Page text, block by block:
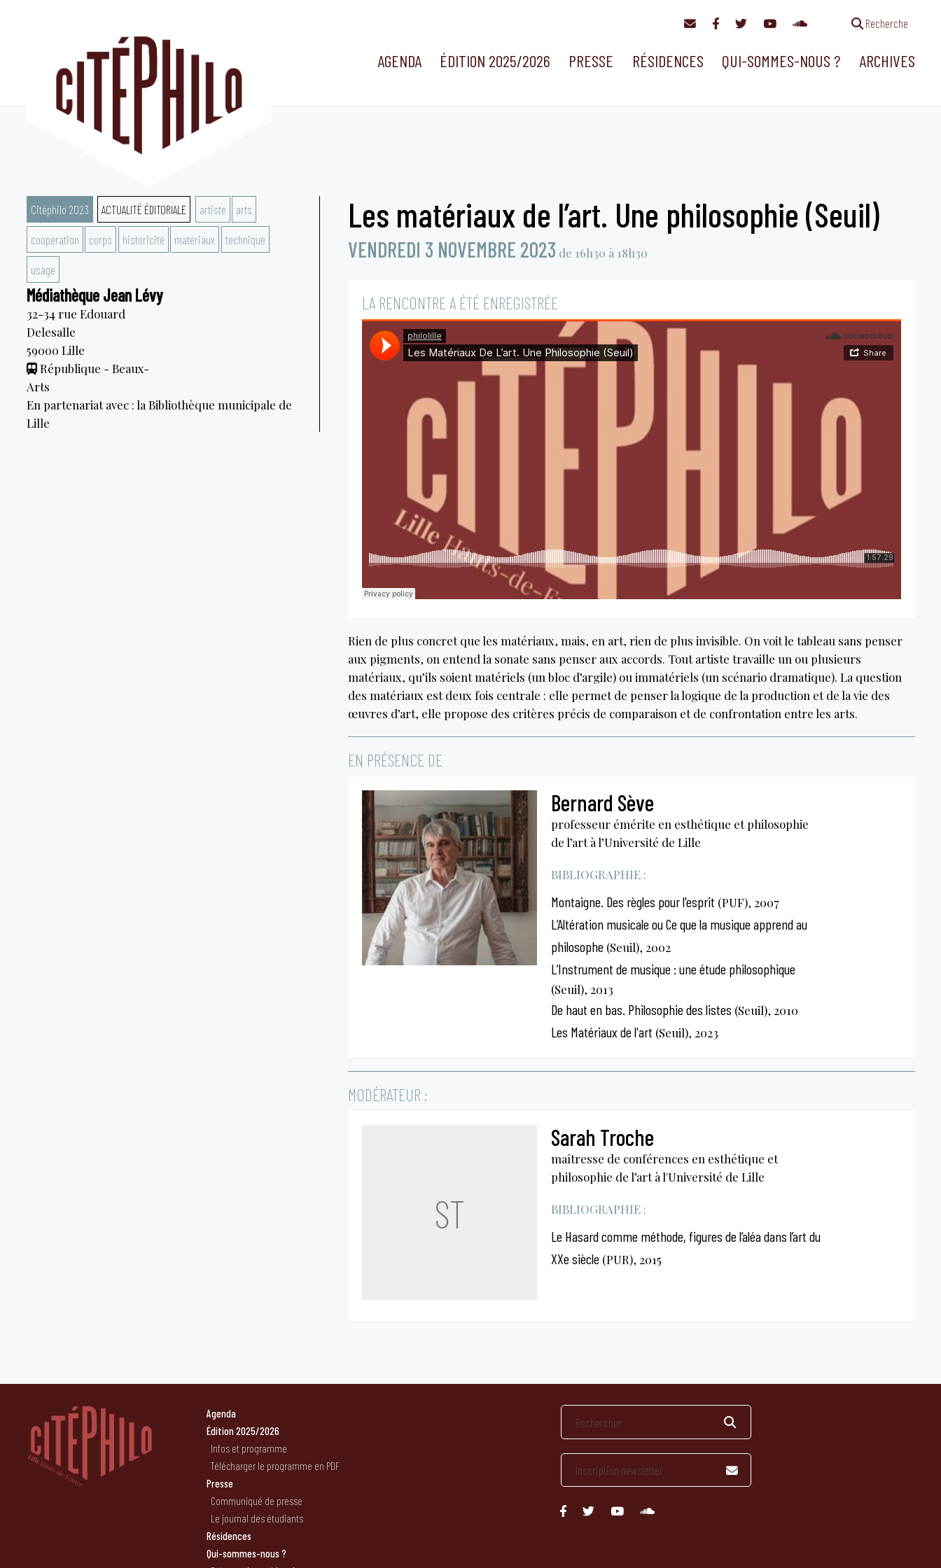
Recherche
AGENDA ÉDITION 2025/2026 PRESSE RÉSIDENCES QUI-SOMMES-NOUS ? ARCHIVES
Citéphilo 2023 ACTUALITÉ ÉDITORIALE artiste arts
coopération corps historicité matériaux technique
usage
Médiathèque Jean Lévy
32-34 rue Edouard
Delesalle
59000 Lille
République - Beaux-
Arts
En partenariat avec : la Bibliothèque municipale de
Lille
Les matériaux de l’art. Une philosophie (Seuil)
VENDREDI 3 NOVEMBRE 2023 de 16h30 à 18h30
LA RENCONTRE A ÉTÉ ENREGISTRÉE
Rien de plus concret que les matériaux, mais, en art, rien de plus invisible. On voit le tableau sans penser
aux pigments, on entend la sonate sans penser aux accords. Tout artiste travaille un ou plusieurs
matériaux, qu’ils soient matériels (un bloc d’argile) ou immatériels (un scénario dramatique). La question
des matériaux est deux fois centrale : elle permet de penser la logique de la production et de la vie des
œuvres d’art, elle propose des critères précis de comparaison et de confrontation entre les arts.
EN PRÉSENCE DE
Bernard Sève
professeur émérite en esthétique et philosophie
de l’art à l’Université de Lille
BIBLIOGRAPHIE :
Montaigne. Des règles pour l'esprit (PUF), 2007
L’Altération musicale ou Ce que la musique apprend au
philosophe(Seuil), 2002
L’Instrument de musique : une étude philosophique
(Seuil), 2013
De haut en bas. Philosophie des listes (Seuil), 2010
Les Matériaux de l'art (Seuil), 2023
MODÉRATEUR :
ST
Sarah Troche
maîtresse de conférences en esthétique et
philosophie de l’art à l'Université de Lille
BIBLIOGRAPHIE :
Le Hasard comme méthode, figures de l’aléa dans l’art du
XXe siècle(PUR), 2015
Agenda
Édition 2025/2026
Infos et programme
Télécharger le programme en PDF
Presse
Communiqué de presse
Le journal des étudiants
Résidences
Qui-sommes-nous ?